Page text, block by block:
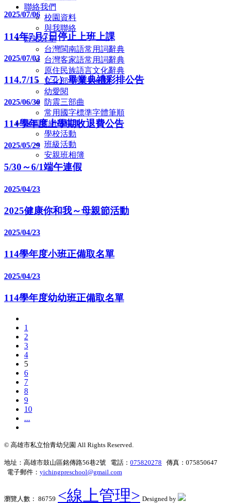
聯絡我們
校園資料
與我聯絡
好站分享
台灣閩南語常用詞辭典
台灣客家語常用詞辭典
原住民族語言文化辭典
文化部-兒童文化館
幼愛閱
防震三部曲
常用國字標準字體筆順
返回舊網站相簿
學校活動
班級活動
安親班相簿
2025/07/06
114年7月7日停止上班上課
2025/07/03
114.7/15（二）畢業典禮彩排公告
2025/06/30
114學年度上學期收退費公告
2025/05/29
5/30～6/1端午連假
2025/04/23
2025健康你和我～母親節活動
2025/04/23
114學年度小班正備取名單
2025/04/23
114學年度幼幼班正備取名單
1
2
3
4
5
6
7
8
9
10
...
© 高雄市私立怡青幼兒園 All Rights Reserved.
地址：高雄市鼓山區銘傳路56巷2號 電話： 075820278 傳真：075850647
電子郵件： yichingpreschool@gmail.com
瀏覽人數： 86759 <線上管理> Designed by